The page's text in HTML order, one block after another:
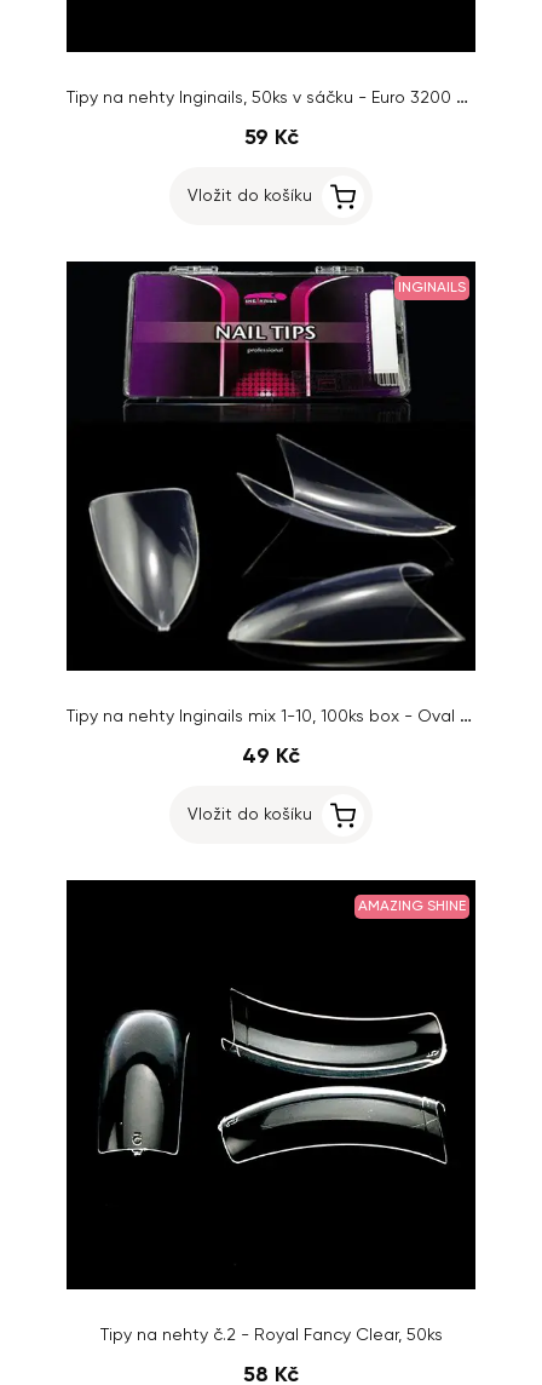
Tipy na nehty Inginails, 50ks v sáčku - Euro 3200 Clear, č.1
59 Kč
Vložit do košíku
INGINAILS
Tipy na nehty Inginails mix 1-10, 100ks box - Oval French Clear
49 Kč
Vložit do košíku
AMAZING SHINE
Tipy na nehty č.2 - Royal Fancy Clear, 50ks
58 Kč